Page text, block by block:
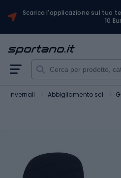
Scarica l'applicazione sul tuo
10
invernali Abbigliamento sci